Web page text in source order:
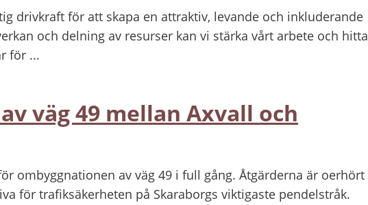
drivkraft för att skapa en attraktiv, levande och inkluderande
och delning av resurser kan vi stärka vårt arbete och hitta
för ...
väg 49 mellan Axvall och
ombyggnationen av väg 49 i full gång. Åtgärderna är oerhört
för trafiksäkerheten på Skaraborgs viktigaste pendelstråk.